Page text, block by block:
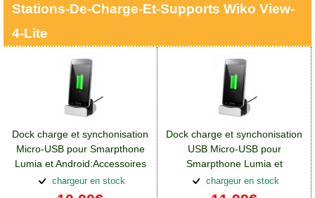
Stations-De-Charge-Et-Supports Wiko View-
4-Lite
Dock charge et synchonisation
Micro-USB pour Smarpthone
Lumia et Android:Accessoires
Wiko View 4 Lite
chargeur en stock
Dock charge et synchonisation
USB Micro-USB pour
Smarpthone Lumia et
Android:Accessoires Wiko
View 4 Lite
chargeur en stock